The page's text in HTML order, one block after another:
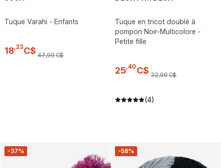
Tuque Varahi - Enfants
18,23C$ 47,99C$
Tuque en tricot doublé à
pompon Noir-Multicolore -
Petite fille
25,40 C$ 32,99C$
(4)
-37% -58%